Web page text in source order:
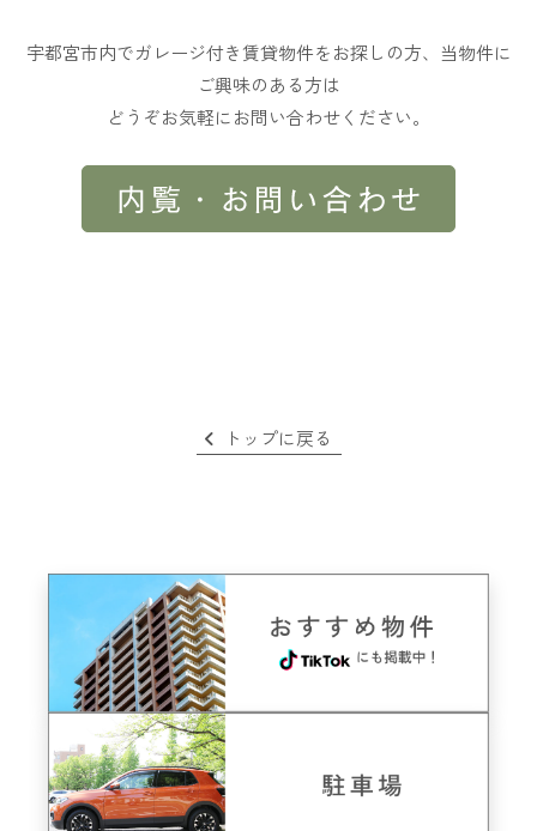
宇都宮市内でガレージ付き賃貸物件をお探しの方、当物件に
ご興味のある方は
どうぞお気軽にお問い合わせください。
トップに戻る